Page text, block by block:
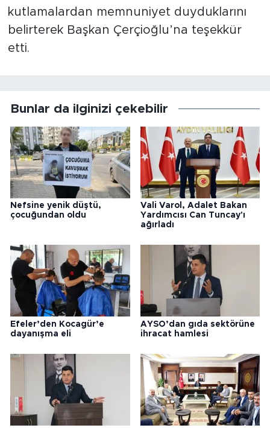
kutlamalardan memnuniyet duyduklarını
belirterek Başkan Çerçioğlu’na teşekkür
etti.
Bunlar da ilginizi çekebilir
Nefsine yenik düştü,
çocuğundan oldu
Vali Varol, Adalet Bakan
Yardımcısı Can Tuncay'ı
ağırladı
Efeler’den Kocagür’e
dayanışma eli
AYSO’dan gıda sektörüne
ihracat hamlesi